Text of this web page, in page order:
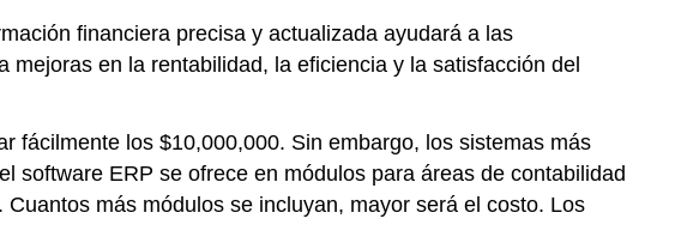
financiera precisa y actualizada ayudará a las
en la rentabilidad, la eficiencia y la satisfacción del
fácilmente los $10,000,000. Sin embargo, los sistemas más
software ERP se ofrece en módulos para áreas de contabilidad
más módulos se incluyan, mayor será el costo. Los